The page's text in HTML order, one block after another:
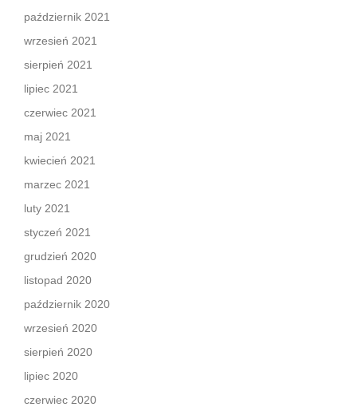
październik 2021
wrzesień 2021
sierpień 2021
lipiec 2021
czerwiec 2021
maj 2021
kwiecień 2021
marzec 2021
luty 2021
styczeń 2021
grudzień 2020
listopad 2020
październik 2020
wrzesień 2020
sierpień 2020
lipiec 2020
czerwiec 2020